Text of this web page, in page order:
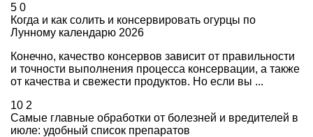
5 0
Когда и как солить и консервировать огурцы по
Лунному календарю 2026
Конечно, качество консервов зависит от правильности
и точности выполнения процесса консервации, а также
от качества и свежести продуктов. Но если вы ...
10 2
Самые главные обработки от болезней и вредителей в
июле: удобный список препаратов